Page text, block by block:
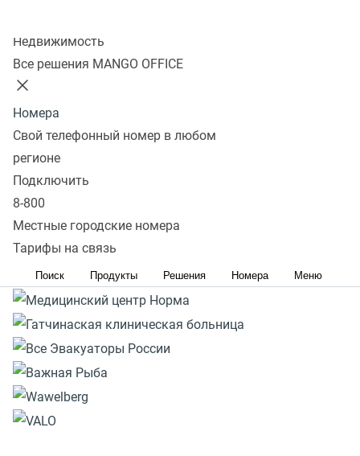
Недвижимость
Все решения MANGO OFFICE
Номера
Свой телефонный номер в любом
регионе
Подключить
8-800
Местные городские номера
Тарифы на связь
Поиск Продукты Решения Номера Меню
и правилах проведения акции расположена на сайте
https://www.mango-office.ru/promo-page/podderzka-
malogo-biznesa/